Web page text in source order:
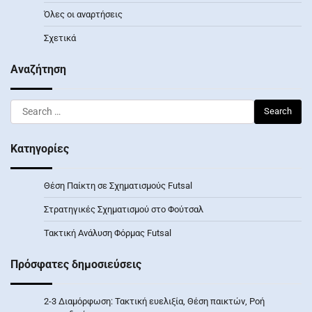
Όλες οι αναρτήσεις
Σχετικά
Αναζήτηση
Search
for:
Κατηγορίες
Θέση Παίκτη σε Σχηματισμούς Futsal
Στρατηγικές Σχηματισμού στο Φούτσαλ
Τακτική Ανάλυση Φόρμας Futsal
Πρόσφατες δημοσιεύσεις
2-3 Διαμόρφωση: Τακτική ευελιξία, Θέση παικτών, Ροή